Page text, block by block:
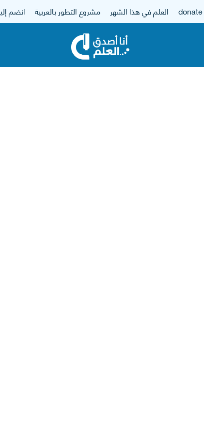
العلم في هذا الشهر مشروع التطور بالعربية انضم